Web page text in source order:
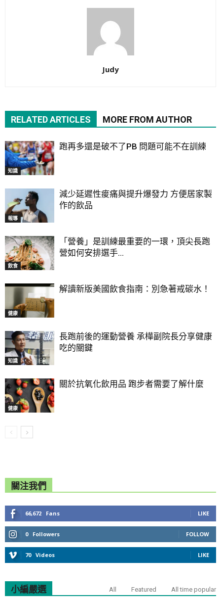
Judy
RELATED ARTICLES MORE FROM AUTHOR
知識
跑再多還是破不了PB 問題可能不在訓練
報導
減少延遲性痠痛與提升爆發力 方便居家製
作的飲品
飲食
「營養」是訓練最重要的一環，頂尖長跑
營如何安排選手...
健康
解讀新版美國飲食指南：別急著戒碳水！
知識
長跑前後的運動營養 承樺副院長分享健康
吃的關鍵
健康
關於抗氧化飲用品 跑步者需要了解什麼
關注我們
66,672 Fans LIKE
0 Followers FOLLOW
70 Videos LIKE
小編嚴選 All Featured All time popular